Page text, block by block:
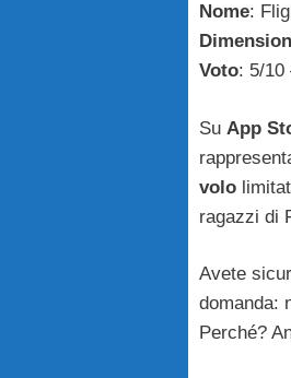
Nome:
Voto: 5/10
Su App
volo
ragazzi di
Avete
domanda:
Perché?